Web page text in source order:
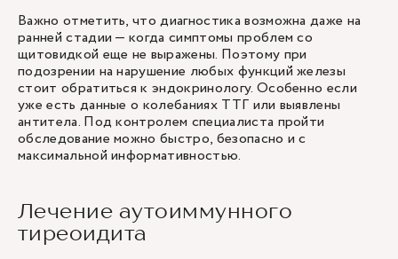
Важно отметить, что диагностика возможна даже на
ранней стадии — когда симптомы проблем со
щитовидкой еще не выражены. Поэтому при
подозрении на нарушение любых функций железы
стоит обратиться к эндокринологу. Особенно если
уже есть данные о колебаниях ТТГ или выявлены
антитела. Под контролем специалиста пройти
обследование можно быстро, безопасно и с
максимальной информативностью.
Лечение аутоиммунного
тиреоидита